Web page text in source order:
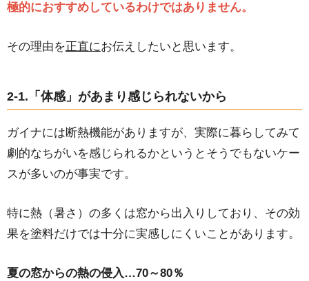
極的におすすめしているわけではありません。
その理由を 正直にお伝えしたいと思います。
2-1.「体感」があまり感じられないから
ガイナには断熱機能がありますが、実際に暮らしてみて
劇的なちがいを感じられるかというとそうでもないケー
スが多いのが事実です。
特に熱（暑さ）の多くは窓から出入りしており、その効
果を塗料だけでは十分に実感しにくいことがあります。
夏の窓からの熱の侵入…70～80％